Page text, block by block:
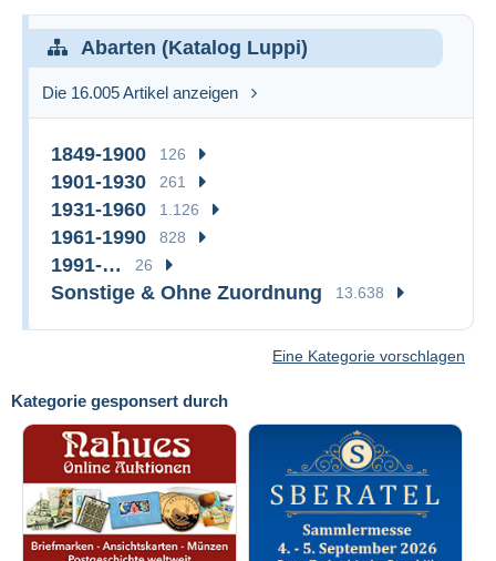
Kategorie gesponsert durch
Abarten (Katalog Luppi)
Die 16.005 Artikel anzeigen
1849-1900 126
1901-1930 261
1931-1960 1.126
1961-1990 828
1991-… 26
Sonstige & Ohne Zuordnung 13.638
Eine Kategorie vorschlagen